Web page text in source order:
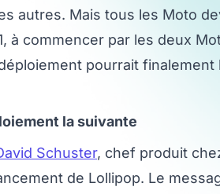
autres. Mais tous les Moto
à commencer par les deux
pourrait
la suivante
Schuster, chef produit
de Lollipop. Le